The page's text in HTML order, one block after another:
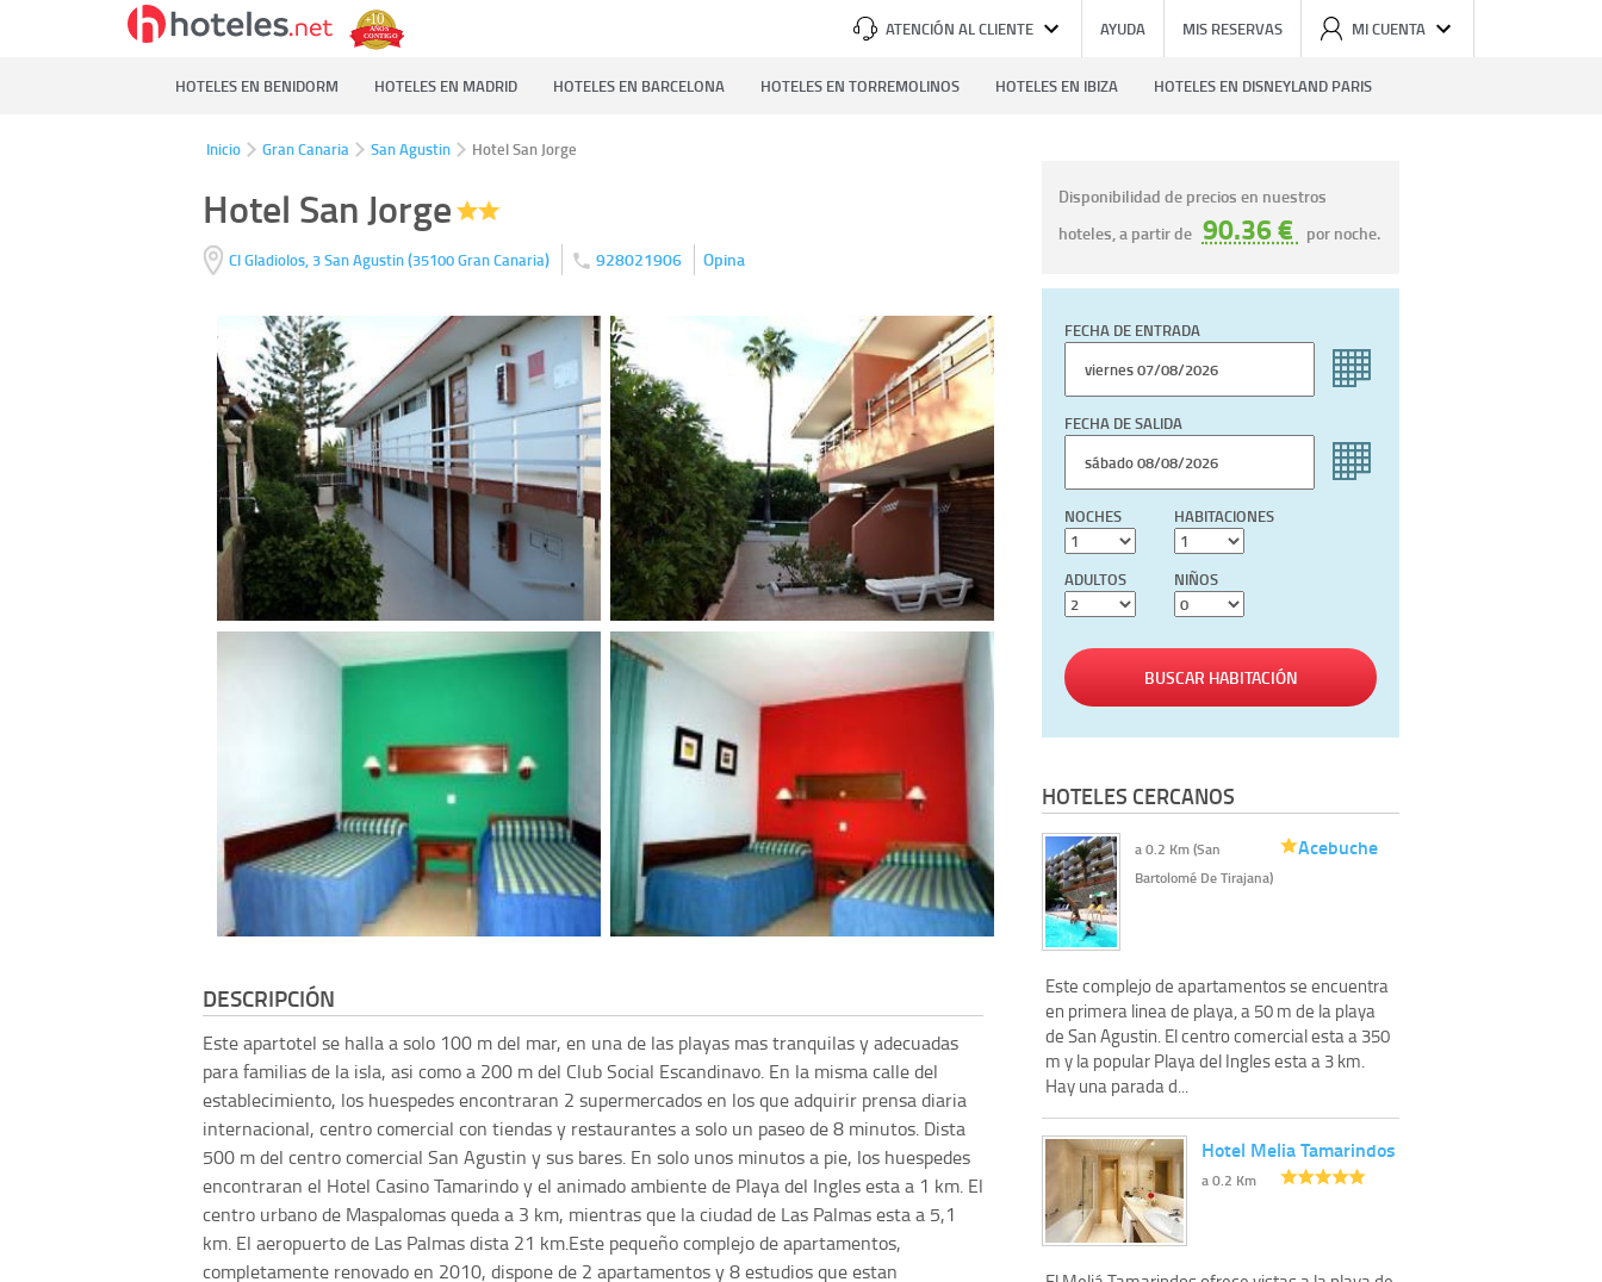
ATENCIÓN AL CLIENTE AYUDA MIS RESERVAS MI CUENTA
HOTELES EN BENIDORM HOTELES EN MADRID HOTELES EN BARCELONA HOTELES EN TORREMOLINOS HOTELES EN IBIZA HOTELES EN DISNEYLAND PARIS
Inicio Gran Canaria San Agustin Hotel San Jorge
Hotel San Jorge
Cl Gladiolos, 3San Agustin(35100Gran Canaria) 928021906 Opina
DESCRIPCIÓN
Este apartotel se halla a solo 100 m del mar, en una de las playas mas tranquilas y adecuadas
para familias de la isla, asi como a 200 m del Club Social Escandinavo. En la misma calle del
establecimiento, los huespedes encontraran 2 supermercados en los que adquirir prensa diaria
internacional, centro comercial con tiendas y restaurantes a solo un paseo de 8 minutos. Dista
500 m del centro comercial San Agustin y sus bares. En solo unos minutos a pie, los huespedes
encontraran el Hotel Casino Tamarindo y el animado ambiente de Playa del Ingles esta a 1 km. El
centro urbano de Maspalomas queda a 3 km, mientras que la ciudad de Las Palmas esta a 5,1
km. El aeropuerto de Las Palmas dista 21 km.Este pequeño complejo de apartamentos,
completamente renovado en 2010, dispone de 2 apartamentos y 8 estudios que estan
Disponibilidad de precios en nuestros
hoteles, a partir de 90.36 € por noche.
FECHA DE ENTRADA
FECHA DE SALIDA
NOCHES HABITACIONES
ADULTOS NIÑOS
BUSCAR HABITACIÓN
HOTELES CERCANOS
Acebuche
a 0.2 Km (San
Bartolomé De Tirajana)
Este complejo de apartamentos se encuentra
en primera linea de playa, a 50 m de la playa
de San Agustin. El centro comercial esta a 350
m y la popular Playa del Ingles esta a 3 km.
Hay una parada d...
Hotel Melia Tamarindos
a 0.2 Km